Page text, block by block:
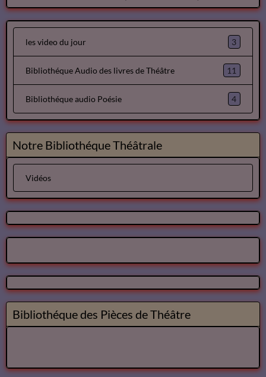
Avril
Le Cid - Pierre Corneille ( AudioBook FR )
les video du jour 3
Notre Bibliothéque Théâtrale
Vidéos